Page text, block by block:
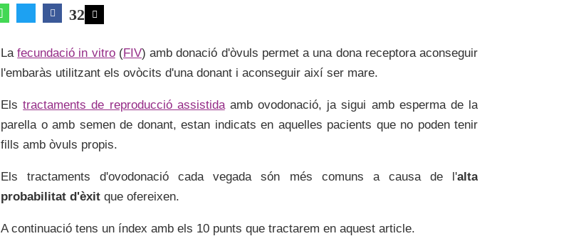
32
Lafecundació in vitro(FIV) amb donació d'òvuls permet a una dona receptora aconseguir
l'embaràs utilitzant els ovòcits d'una donant i aconseguir així ser mare.
Elstractaments de reproducció assistidaamb ovodonació, ja sigui amb esperma de la
parella o amb semen de donant, estan indicats en aquelles pacients que no poden tenir
fills amb òvuls propis.
Els tractaments d'ovodonació cada vegada són més comuns a causa de l'alta
probabilitat d'èxit que ofereixen.
A continuació tens un índex amb els 10 punts que tractarem en aquest article.